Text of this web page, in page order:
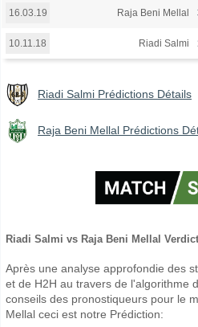
16.03.19 Raja Beni Mellal
10.11.18 Riadi Salmi
Riadi Salmi Prédictions Détails
Raja Beni Mellal Prédictions
Riadi Salmi vs Raja Beni Mellal
Après une analyse approfondie des
et de H2H au travers de l'algorithme
conseils des pronostiqueurs pour le
Mellal ceci est notre Prédiction: